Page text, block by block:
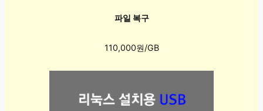
파일 복구
110,000원/GB